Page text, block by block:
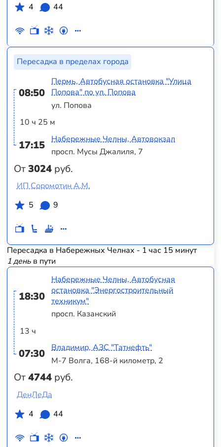
4 44
Пересадка в пределах города
08:50
10 ч 25 м
17:15
От3024 руб.
Пермь, Автобусная остановка "Улица
Попова" по ул. Попова
ул. Попова
Набережные Челны, Автовокзал
просп. Мусы Джалиля, 7
ИП Соромотин А.М.
5
9
Пересадка в Набережных Челнах - 1 час 15 минут
1 деньв пути
18:30
13 ч
07:30
От4744 руб.
Набережные Челны, Автобусная
остановка "Энергостроительный
техникум"
просп. Казанский
Владимир, АЗС "Татнефть"
М-7 Волга, 168-й километр, 2
ДенЛеДа
4
44